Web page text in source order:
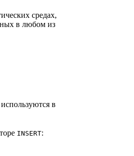
средах,
в любом из
в
INSERT: